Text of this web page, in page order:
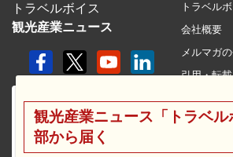
トラベルボイス
観光産業ニュース
トラベル
会社概要
メルマガ
引用・転
利用規約
観光産業ニュース「トラベ
部から届く